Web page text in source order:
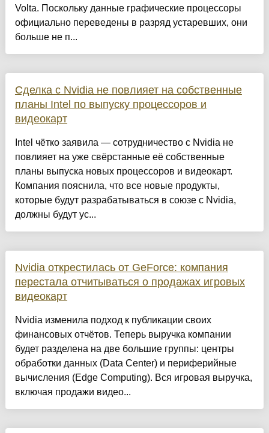
Volta. Поскольку данные графические процессоры
официально переведены в разряд устаревших, они
больше не п...
Сделка c Nvidia не повлияет на собственные
планы Intel по выпуску процессоров и
видеокарт
Intel чётко заявила — сотрудничество с Nvidia не
повлияет на уже свёрстанные её собственные
планы выпуска новых процессоров и видеокарт.
Компания пояснила, что все новые продукты,
которые будут разрабатываться в союзе с Nvidia,
должны будут ус...
Nvidia открестилась от GeForce: компания
перестала отчитываться о продажах игровых
видеокарт
Nvidia изменила подход к публикации своих
финансовых отчётов. Теперь выручка компании
будет разделена на две большие группы: центры
обработки данных (Data Center) и периферийные
вычисления (Edge Computing). Вся игровая выручка,
включая продажи видео...